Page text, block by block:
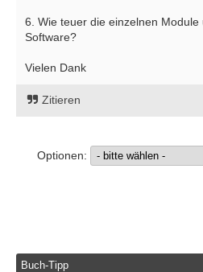
6. Wie teuer die einzelnen
Software?
Vielen Dank
Zitieren
Optionen:
Buch-Tipp